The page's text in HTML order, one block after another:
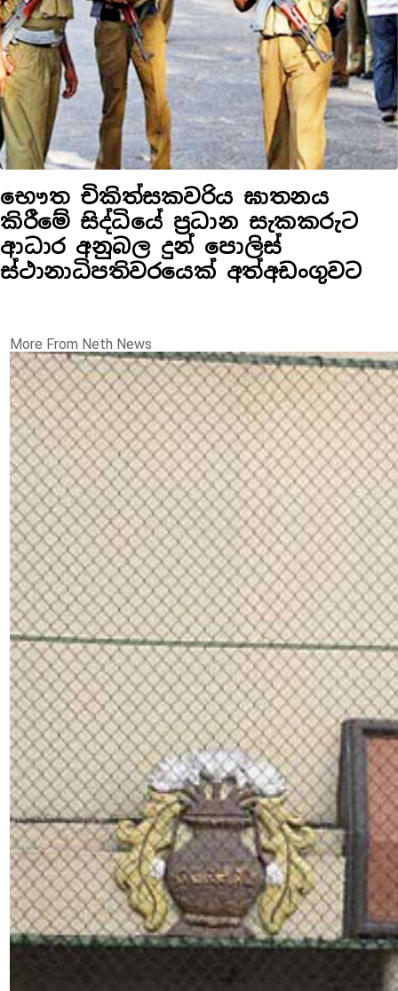
භෞත චිකිත්සකවරිය ඝාතනය
කිරීමේ සිද්ධියේ ප්‍රධාන සැකකරුට
ආධාර අනුබල දුන් පොලිස්
ස්ථානාධිපතිවරයෙක් අත්අඩංගුවට
More From Neth News